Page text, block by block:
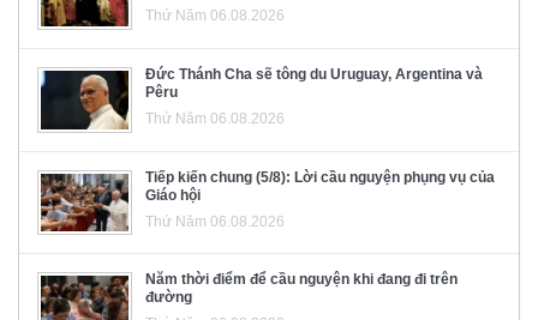
Thứ Năm 06.08.2026
Đức Thánh Cha sẽ tông du Uruguay, Argentina và
Pêru
Thứ Năm 06.08.2026
Tiếp kiến chung (5/8): Lời cầu nguyện phụng vụ của
Giáo hội
Thứ Năm 06.08.2026
Năm thời điểm để cầu nguyện khi đang đi trên
đường